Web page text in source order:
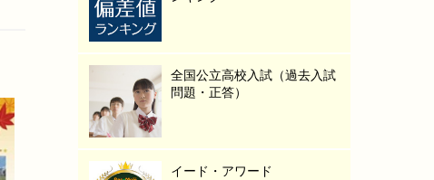
全国公立高校入試（過去入試
問題・正答）
イード・アワード